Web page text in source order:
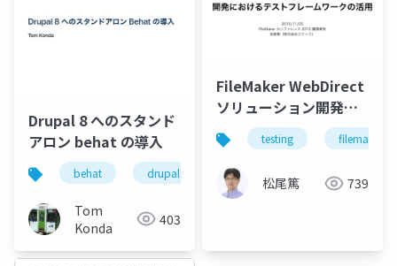
Drupal 8 へのスタンド
アロン behat の導入
behat drupal
Tom
Konda
403
FileMaker WebDirect
ソリューション開発に
おけるテストフレーム
ワークの活用
testing filemaker
松尾篤 739